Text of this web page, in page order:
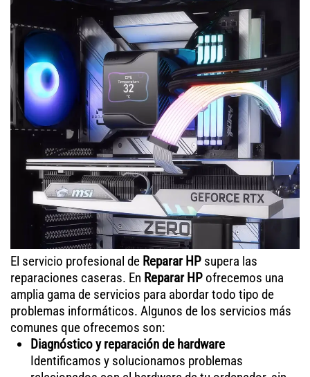
El servicio profesional de Reparar HP supera las
reparaciones caseras. En Reparar HPofrecemos una
amplia gama de servicios para abordar todo tipo de
problemas informáticos. Algunos de los servicios más
comunes que ofrecemos son:
Diagnóstico y reparación de hardware
Identificamos y solucionamos problemas